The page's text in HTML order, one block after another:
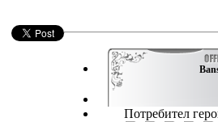
Потребител